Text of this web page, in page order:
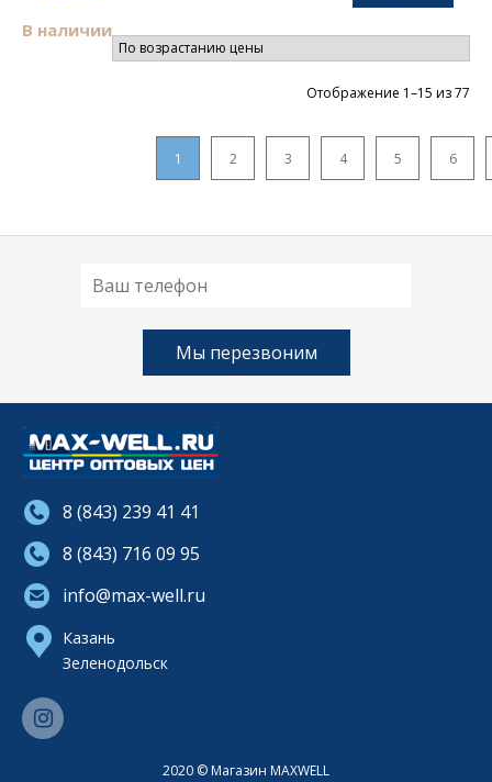
В наличии
Отображение 1–15 из 77
1
2 3 4 5 6
8 (843) 239 41 41
8 (843) 716 09 95
info@max-well.ru
Казань
Зеленодольск
2020 © Магазин MAXWELL